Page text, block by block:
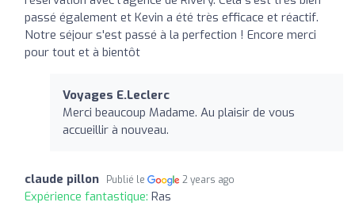
passé également et Kevin a été très efficace et réactif.
Notre séjour s'est passé à la perfection ! Encore merci
pour tout et à bientôt
Voyages E.Leclerc
Merci beaucoup Madame. Au plaisir de vous
accueillir à nouveau.
claude pillon Publié le 2 years ago
Expérience fantastique: Ras